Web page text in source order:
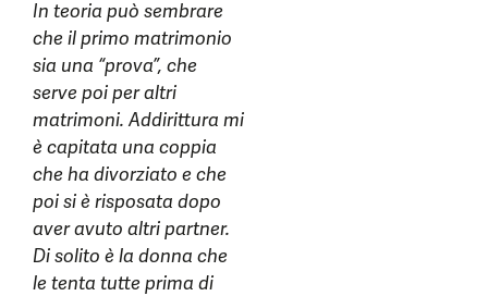
In teoria può sembrare
che il primo matrimonio
sia una “prova”, che
serve poi per altri
matrimoni. Addirittura mi
è capitata una coppia
che ha divorziato e che
poi si è risposata dopo
aver avuto altri partner.
Di solito è la donna che
le tenta tutte prima di